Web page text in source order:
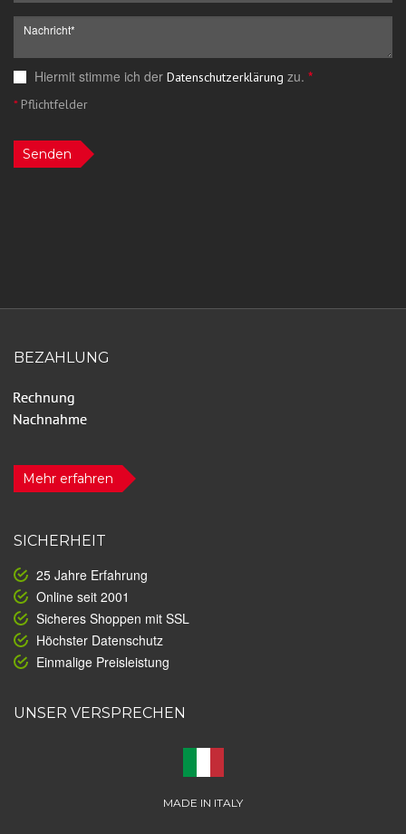
Hiermit stimme ich der Datenschutzerklärung zu. *
*Pflichtfelder
Senden
BEZAHLUNG
Mehr erfahren
SICHERHEIT
25 Jahre Erfahrung
Online seit 2001
Sicheres Shoppen mit SSL
Höchster Datenschutz
Einmalige Preisleistung
UNSER VERSPRECHEN
MADE IN ITALY